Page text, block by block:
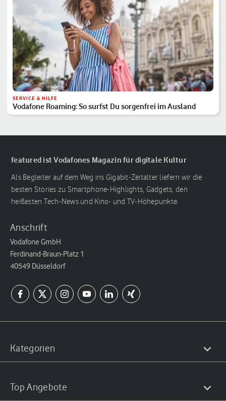
SERVICE & HILFE
Vodafone Roaming: So surfst Du sorgenfrei im Ausland
featured ist Vodafones Magazin für digitale Kultur
Als Begleiter auf dem Weg ins Gigabit-Zeitalter liefern wir die
besten Stories zu Smartphone-Highlights, Gadgets, den
heißesten Tech-News und Kino- und TV-Höhepunkte.
Anschrift
Vodafone GmbH
Ferdinand-Braun-Platz 1
40549 Düsseldorf
Kategorien
Top Angebote